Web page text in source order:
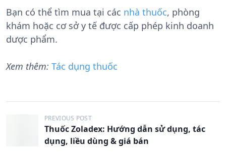
Bạn có thể tìm mua tại các nhà thuốc, phòng
khám hoặc cơ sở y tế được cấp phép kinh doanh
dược phẩm.
Xem thêm: Tác dụng thuốc
PREVIOUS POST
Thuốc Zoladex: Hướng dẫn sử dụng, tác
dụng, liều dùng & giá bán